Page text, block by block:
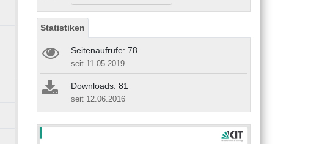
Statistiken
Seitenaufrufe: 78
seit 11.05.2019
Downloads: 81
seit 12.06.2016